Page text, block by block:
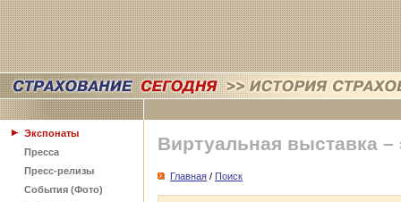
Экспонаты
Пресса
Пресс-релизы
События (Фото)
Виртуальная выставка –
Главная / Поиск